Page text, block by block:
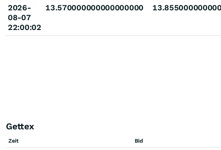
2026-
08-07
22:00:02
13.570000000000000000
Gettex
Zeit Bid